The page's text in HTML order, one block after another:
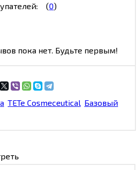
(0)
пока нет. Будьте первым!
TETe Cosmeceutical Базовый